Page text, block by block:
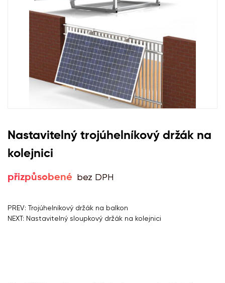
Nastavitelný trojúhelníkový držák na
kolejnici
přizpůsobené bez DPH
PREV: Trojúhelníkový držák na balkon
NEXT: Nastavitelný sloupkový držák na kolejnici